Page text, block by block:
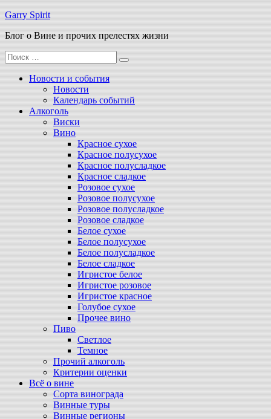
Перейти
содержимому
Garry Spirit
Блог о Вине и прочих прелестях жизни
Поиск
для:
Новости и события
Новости
Календарь событий
Алкоголь
Виски
Вино
Красное сухое
Красное полусухое
Красное полусладкое
Красное сладкое
Розовое сухое
Розовое полусухое
Розовое полусладкое
Розовое сладкое
Белое сухое
Белое полусухое
Белое полусладкое
Белое сладкое
Игристое белое
Игристое розовое
Игристое красное
Голубое сухое
Прочее вино
Пиво
Светлое
Темное
Прочий алкоголь
Критерии оценки
Всё о вине
Сорта винограда
Винные туры
Винные регионы